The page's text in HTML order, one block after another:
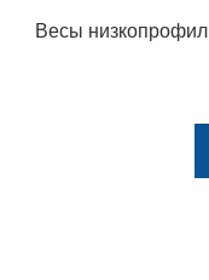
Весы